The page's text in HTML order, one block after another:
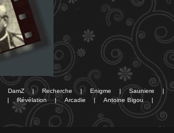
DamZ | Recherche | Enigme | Sauniere
|
| Révélation | Arcadie | Antoine Bigou
|